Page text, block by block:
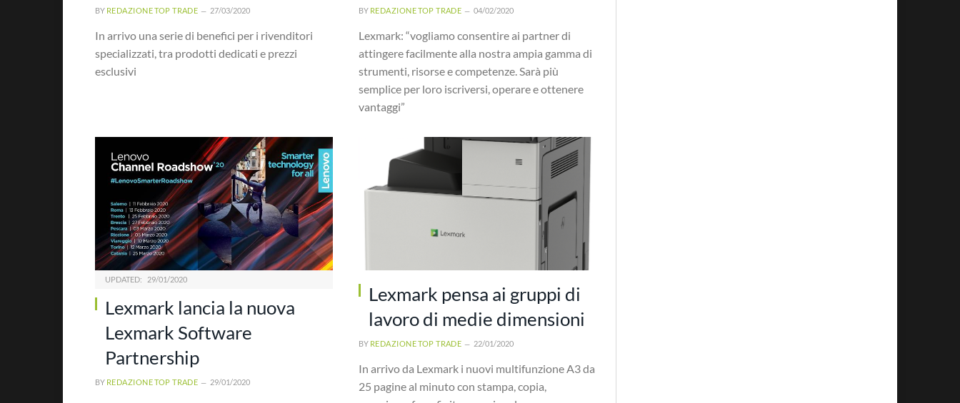
BY REDAZIONE TOP TRADE 27/03/2020
In arrivo una serie di benefici per i rivenditori
specializzati, tra prodotti dedicati e prezzi
esclusivi
BY REDAZIONE TOP TRADE 04/02/2020
Lexmark: “vogliamo consentire ai partner di
attingere facilmente alla nostra ampia gamma di
strumenti, risorse e competenze. Sarà più
semplice per loro iscriversi, operare e ottenere
vantaggi”
UPDATED: 29/01/2020
Lexmark lancia la nuova
Lexmark Software
Partnership
BY REDAZIONE TOP TRADE 29/01/2020
Lexmark pensa ai gruppi di
lavoro di medie dimensioni
BY REDAZIONE TOP TRADE 22/01/2020
In arrivo da Lexmark i nuovi multifunzione A3 da
25 pagine al minuto con stampa, copia,